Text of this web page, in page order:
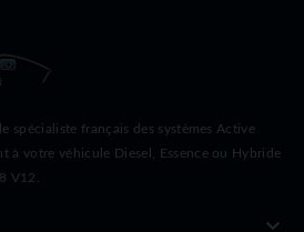
spécialiste français des systèmes Active
à votre véhicule Diesel, Essence ou Hybride
V12.
keyboard_arrow_down